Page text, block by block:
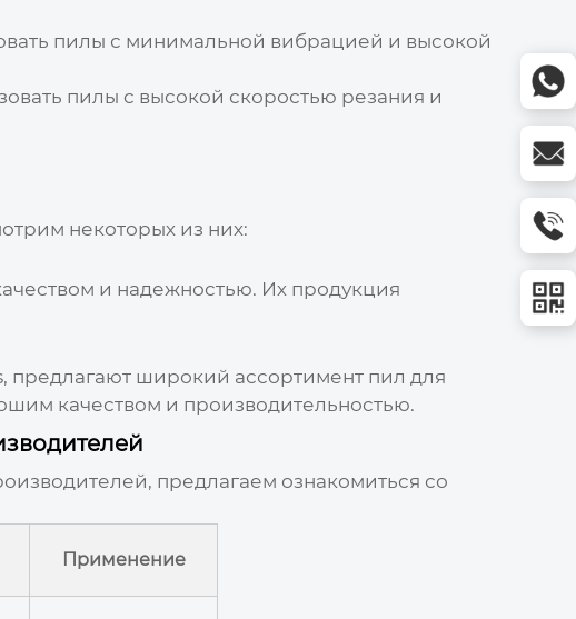
пилы с минимальной вибрацией и высокой
пилы с высокой скоростью резания и
некоторых из них:
и надежностью. Их продукция
предлагают широкий ассортимент пил для
качеством и производительностью.
предлагаем ознакомиться со
Применение